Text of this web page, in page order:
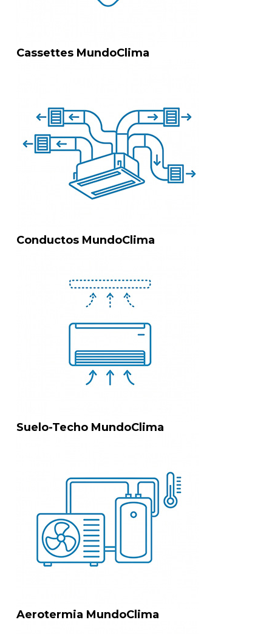
Cassettes MundoClima
Conductos MundoClima
Suelo-Techo MundoClima
Aerotermia MundoClima